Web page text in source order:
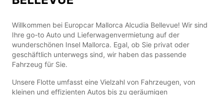
Willkommen bei Europcar Mallorca Alcudia Bellevue! Wir sind
Ihre go-to Auto und Lieferwagenvermietung auf der
wunderschönen Insel Mallorca. Egal, ob Sie privat oder
geschäftlich unterwegs sind, wir haben das passende
Fahrzeug für Sie.
Unsere Flotte umfasst eine Vielzahl von Fahrzeugen, von
kleinen und effizienten Autos bis zu geräumigen